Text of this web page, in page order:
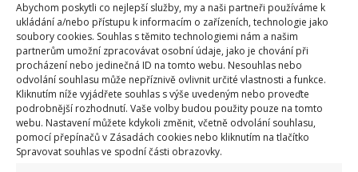
Abychom poskytli co nejlepší služby, my a naši partneři používáme k
ukládání a/nebo přístupu k informacím o zařízeních, technologie jako
soubory cookies. Souhlas s těmito technologiemi nám a našim
partnerům umožní zpracovávat osobní údaje, jako je chování při
procházení nebo jedinečná ID na tomto webu. Nesouhlas nebo
odvolání souhlasu může nepříznivě ovlivnit určité vlastnosti a funkce.
Kliknutím níže vyjádřete souhlas s výše uvedeným nebo proveďte
podrobnější rozhodnutí. Vaše volby budou použity pouze na tomto
webu. Nastavení můžete kdykoli změnit, včetně odvolání souhlasu,
pomocí přepínačů v Zásadách cookies nebo kliknutím na tlačítko
Spravovat souhlas ve spodní části obrazovky.